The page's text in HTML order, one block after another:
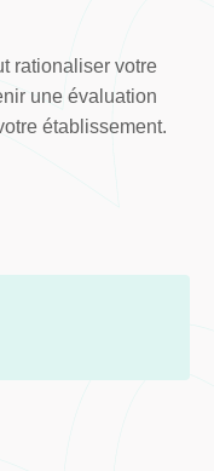
rationaliser votre
une évaluation
établissement.